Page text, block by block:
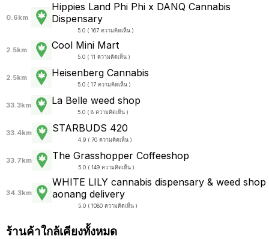
0.6km
Hippies Land Phi Phi x DANQ Cannabis
Dispensary
5.0 ( 167 ความคิดเห็น )
2.5km Cool Mini Mart
5.0 ( 11 ความคิดเห็น )
2.5km Heisenberg Cannabis
5.0 ( 17 ความคิดเห็น )
33.3km La Belle weed shop
5.0 ( 8 ความคิดเห็น )
33.4km STARBUDS 420
4.9 ( 70 ความคิดเห็น )
33.7km The Grasshopper Coffeeshop
5.0 ( 149 ความคิดเห็น )
34.3km
WHITE LILY cannabis dispensary & weed shop
aonang delivery
5.0 ( 1080 ความคิดเห็น )
ร้านค้าใกล้เคียงทั้งหมด